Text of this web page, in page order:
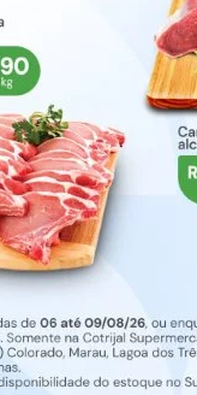
caixas de
Pai Tadeu
além de
especial,
e
que,
hoje atende
que eu
que o